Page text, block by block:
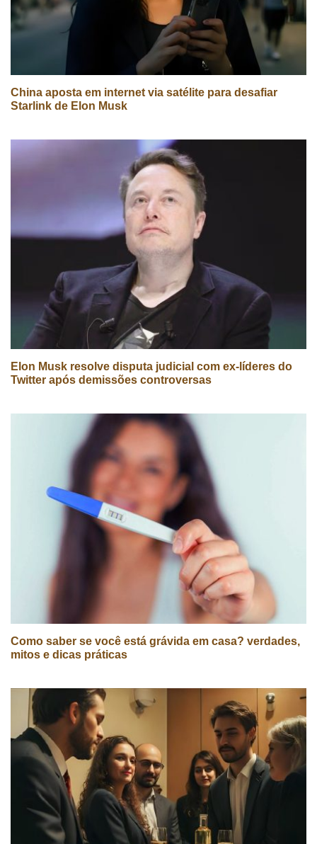
China aposta em internet via satélite para desafiar
Starlink de Elon Musk
Elon Musk resolve disputa judicial com ex-líderes do
Twitter após demissões controversas
Como saber se você está grávida em casa? verdades,
mitos e dicas práticas